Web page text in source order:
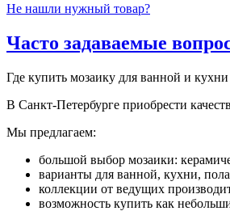
Не нашли нужный товар?
Часто задаваемые
Где купить мозаику для ванной и
В Санкт-Петербурге приобрести
Мы предлагаем:
большой выбор мозаики:
варианты для ванной, кухни,
коллекции от ведущих
возможность купить как